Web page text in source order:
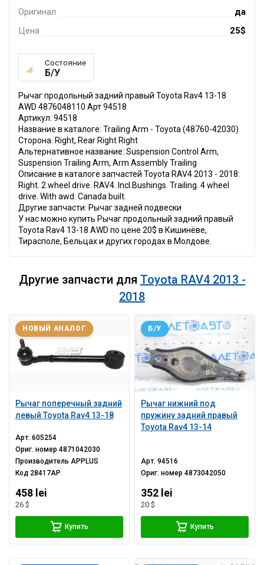
Оригинал
да
Цена
25$
Состояние
Б/У
Рычаг продольный задний правый Toyota Rav4 13-18
AWD 4876048110 Арт 94518
Артикул: 94518
Название в каталоге: Trailing Arm - Toyota (48760-42030)
Сторона: Right, Rear Right Right
Альтернативное название: Suspension Control Arm,
Suspension Trailing Arm, Arm Assembly Trailing
Описание в каталоге запчастей Toyota RAV4 2013 - 2018:
Right. 2 wheel drive. RAV4. Incl.Bushings. Trailing. 4 wheel
drive. With awd. Canada built.
Другие запчасти: Рычаг задней подвески
У нас можно купить Рычаг продольный задний правый
Toyota Rav4 13-18 AWD по цене 20$ в Кишинёве,
Тирасполе, Бельцах и других городах в Молдове.
Другие запчасти для Toyota RAV4 2013 -
2018
Рычаг поперечный задний
левый Toyota Rav4 13-18
НОВЫЙ АНАЛОГ
Арт.605254
Ориг. номер4871042030
ПроизводительAPPLUS
Код 28417AP
458 lei
26 $
Купить
Рычаг нижний под
пружину задний правый
Toyota Rav4 13-14
Б/У
Арт.94516
Ориг. номер4873042050
352 lei
20 $
Купить